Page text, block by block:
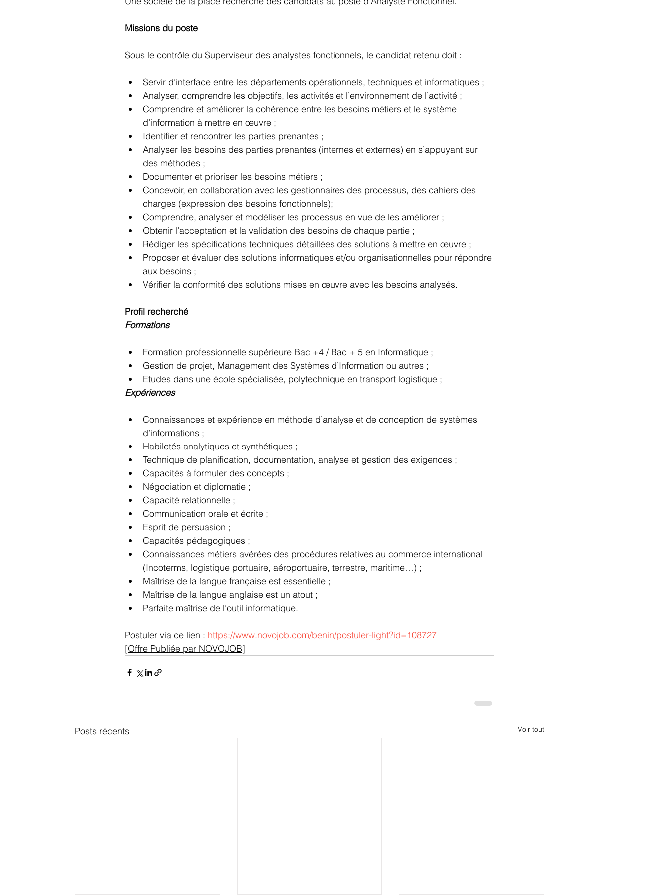
Missions du poste
Sous le contrôle du Superviseur des analystes fonctionnels, le candidat retenu doit :
Servir d’interface entre les départements opérationnels, techniques et informatiques ;
Analyser, comprendre les objectifs, les activités et l’environnement de l’activité ;
Comprendre et améliorer la cohérence entre les besoins métiers et le système
d’information à mettre en œuvre ;
Identifier et rencontrer les parties prenantes ;
Analyser les besoins des parties prenantes (internes et externes) en s’appuyant sur
des méthodes ;
Documenter et prioriser les besoins métiers ;
Concevoir, en collaboration avec les gestionnaires des processus, des cahiers des
charges (expression des besoins fonctionnels);
Comprendre, analyser et modéliser les processus en vue de les améliorer ;
Obtenir l’acceptation et la validation des besoins de chaque partie ;
Rédiger les spécifications techniques détaillées des solutions à mettre en œuvre ;
Proposer et évaluer des solutions informatiques et/ou organisationnelles pour répondre
aux besoins ;
Vérifier la conformité des solutions mises en œuvre avec les besoins analysés.
Profil recherché
Formations
Formation professionnelle supérieure Bac +4 / Bac + 5 en Informatique ;
Gestion de projet, Management des Systèmes d’Information ou autres ;
Etudes dans une école spécialisée, polytechnique en transport logistique ;
Expériences
Connaissances et expérience en méthode d’analyse et de conception de systèmes
d’informations ;
Habiletés analytiques et synthétiques ;
Technique de planification, documentation, analyse et gestion des exigences ;
Capacités à formuler des concepts ;
Négociation et diplomatie ;
Capacité relationnelle ;
Communication orale et écrite ;
Esprit de persuasion ;
Capacités pédagogiques ;
Connaissances métiers avérées des procédures relatives au commerce international
(Incoterms, logistique portuaire, aéroportuaire, terrestre, maritime…) ;
Maîtrise de la langue française est essentielle ;
Maîtrise de la langue anglaise est un atout ;
Parfaite maîtrise de l’outil informatique.
Postuler via ce lien : https://www.novojob.com/benin/postuler-light?id=108727
[Offre Publiée par NOVOJOB]
Posts récents Voir tout